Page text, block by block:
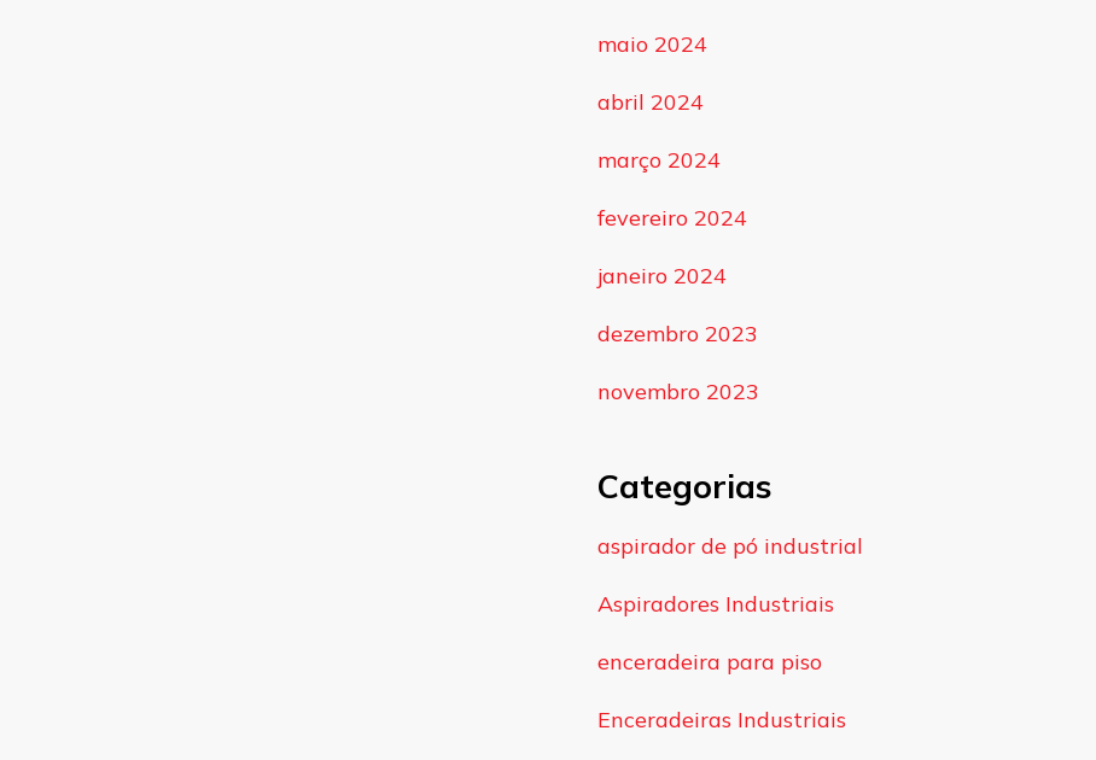
maio 2024
abril 2024
março 2024
fevereiro 2024
janeiro 2024
dezembro 2023
novembro 2023
Categorias
aspirador de pó industrial
Aspiradores Industriais
enceradeira para piso
Enceradeiras Industriais